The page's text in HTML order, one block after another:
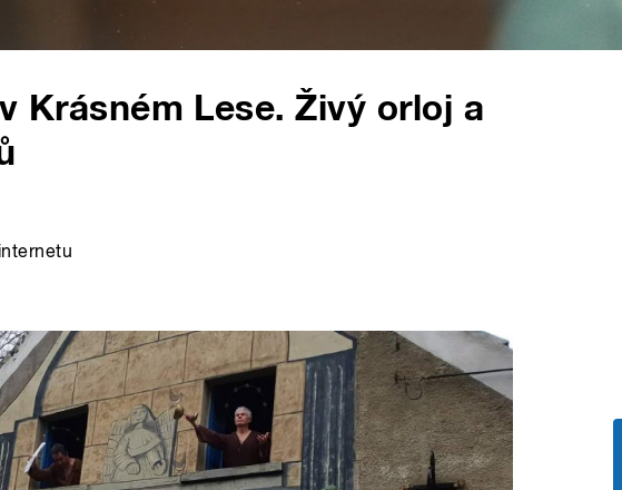
Krásném Lese. Živý orloj a